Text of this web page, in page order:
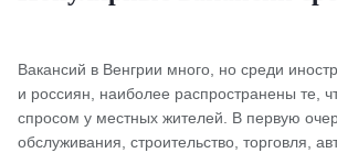
Вакансий в Венгрии много, но среди
и россиян, наиболее распространены те,
спросом у местных жителей. В первую
обслуживания, строительство, торговля,